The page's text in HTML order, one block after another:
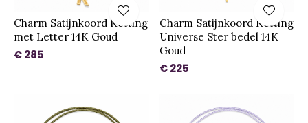
Charm Satijnkoord Ketting
met Letter 14K Goud
€ 285
Charm Satijnkoord Ketting
Universe Ster bedel 14K
Goud
€ 225